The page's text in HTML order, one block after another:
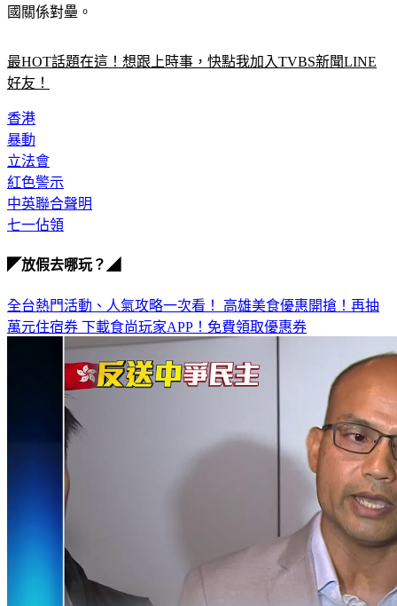
國關係對壘。
最HOT話題在這！想跟上時事，快點我加入TVBS新聞LINE
好友！
香港
暴動
立法會
紅色警示
中英聯合聲明
七一佔領
◤放假去哪玩？◢
全台熱門活動、人氣攻略一次看！ 高雄美食優惠開搶！再抽
萬元住宿券 下載食尚玩家APP！免費領取優惠券